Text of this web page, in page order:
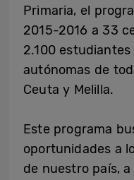
Primaria, el
2015-2016 a 33
2.100
autónomas de
Ceuta y Melilla.
Este programa
oportunidades a
de nuestro país,